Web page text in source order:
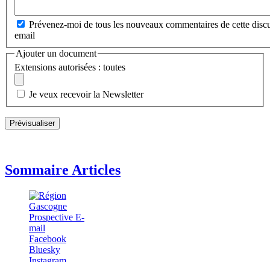
Prévenez-moi de tous les nouveaux commentaires de cette
email
Ajouter un document
Extensions autorisées : toutes
Je veux recevoir la Newsletter
Sommaire Articles